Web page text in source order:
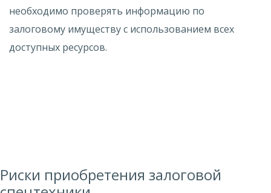
необходимо проверять информацию по
залоговому имуществу с использованием всех
доступных ресурсов.
Риски приобретения залоговой